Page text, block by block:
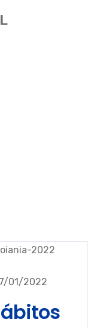
01/2022